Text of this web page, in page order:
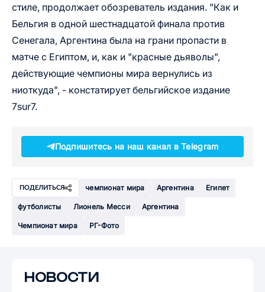
стиле, продолжает обозреватель издания. "Как и
Бельгия в одной шестнадцатой финала против
Сенегала, Аргентина была на грани пропасти в
матче с Египтом, и, как и "красные дьяволы",
действующие чемпионы мира вернулись из
ниоткуда", - констатирует бельгийское издание
7sur7.
Подпишитесь на наш канал в Telegram
ПОДЕЛИТЬСЯ чемпионат мира Аргентина Египет
футболисты Лионель Месси Аргентина
Чемпионат мира РГ-Фото
НОВОСТИ